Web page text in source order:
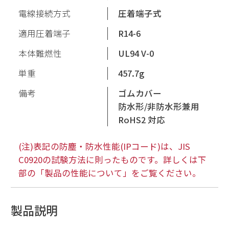
電線接続方式
圧着端子式
適用圧着端子
R14-6
本体難燃性
UL94 V-0
単重
457.7g
備考
ゴムカバー
防水形/非防水形兼用
RoHS2 対応
(注)表記の防塵・防水性能(IPコード)は、JIS
C0920の試験方法に則ったものです。詳しくは下
部の「製品の性能について」をご覧ください。
製品説明